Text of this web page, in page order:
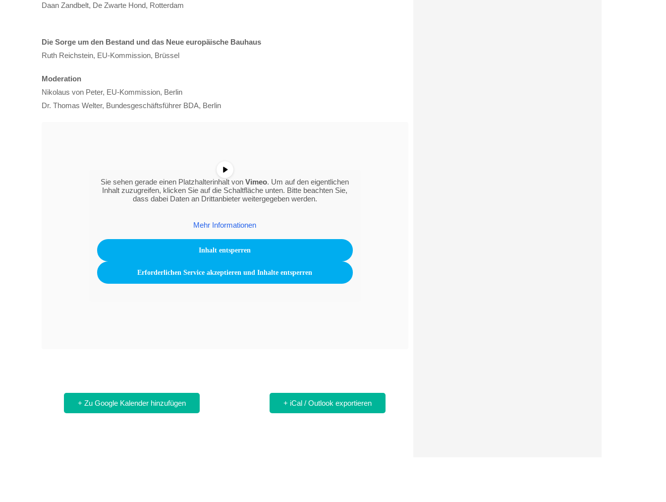
Daan Zandbelt, De Zwarte Hond, Rotterdam
Die Sorge um den Bestand und das Neue europäische Bauhaus
Ruth Reichstein, EU-Kommission, Brüssel
Moderation
Nikolaus von Peter, EU-Kommission, Berlin
Dr. Thomas Welter, Bundesgeschäftsführer BDA, Berlin
Sie sehen gerade einen Platzhalterinhalt vonVimeo. Um auf den eigentlichen
Inhalt zuzugreifen, klicken Sie auf die Schaltfläche unten. Bitte beachten Sie,
dass dabei Daten an Drittanbieter weitergegeben werden.
Mehr Informationen
Inhalt entsperren
Erforderlichen Service akzeptieren und Inhalte entsperren
+ Zu Google Kalender hinzufügen + iCal / Outlook exportieren